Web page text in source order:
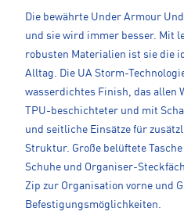
Die bewährte Under Armour
und sie wird immer besser. Mit
robusten Materialien ist sie die
Alltag. Die UA Storm-
wasserdichtes Finish, das allen
TPU-beschichteter und mit
und seitliche Einsätze für
Struktur. Große belüftete
Schuhe und Organiser-
Zip zur Organisation vorne und
Befestigungsmöglichkeiten.